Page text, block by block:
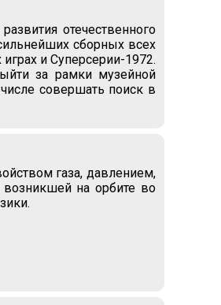
отечественного
сборных всех
и Суперсерии-1972.
за рамки музейной
совершать поиск в
газа, давлением,
на орбите во